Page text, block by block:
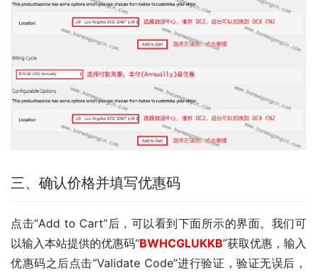
三、确认价格并填写优惠码
点击“Add to Cart”后，可以看到下面所示的界面。我们可
以输入本站提供的优惠码“BWHCGLUKKB”获取优惠，输入
优惠码之后点击“Validate Code”进行验证，验证无误后，